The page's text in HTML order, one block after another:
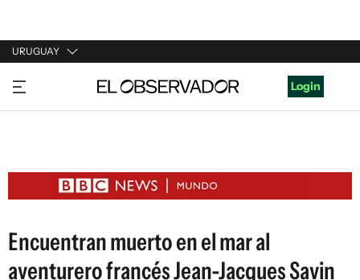
URUGUAY
URUGUAY
ARGENTINA
ESTADOS UNIDOS
Login
Encuentran muerto en el mar al
aventurero francés Jean-Jacques Savin